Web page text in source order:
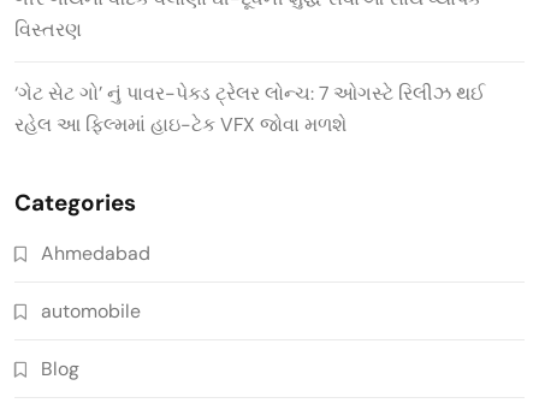
વિસ્તરણ
‘ગેટ સેટ ગો’ નું પાવર-પેક્ડ ટ્રેલર લોન્ચ: 7 ઓગસ્ટે રિલીઝ થઈ
રહેલ આ ફિલ્મમાં હાઇ-ટેક VFX જોવા મળશે
Categories
Ahmedabad
automobile
Blog